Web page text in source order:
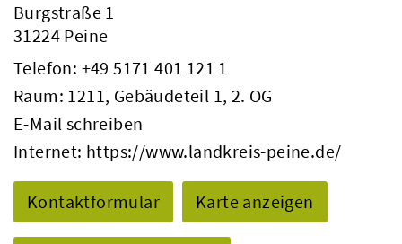
Burgstraße 1
31224 Peine
Telefon: +49 5171 401 121 1
Raum: 1211, Gebäudeteil 1, 2. OG
E-Mail schreiben
Internet: https://www.landkreis-peine.de/
Kontaktformular Karte anzeigen